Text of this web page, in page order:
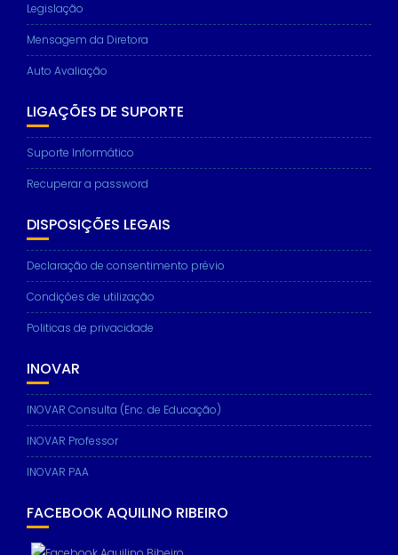
Legislação
Mensagem da Diretora
Auto Avaliação
LIGAÇÕES DE SUPORTE
Suporte Informático
Recuperar a password
DISPOSIÇÕES LEGAIS
Declaração de consentimento prévio
Condições de utilização
Politicas de privacidade
INOVAR
INOVAR Consulta (Enc. de Educação)
INOVAR Professor
INOVAR PAA
FACEBOOK AQUILINO RIBEIRO
Necessary
These
cookies are
not
They are
to function.
Statistics
In order for
improve the
functionality
and
structure,